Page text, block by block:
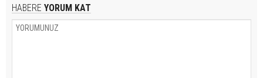
HABERE YORUM KAT